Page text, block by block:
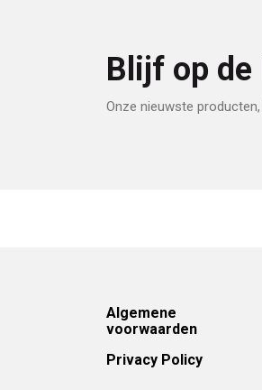
Blijf op de
Onze nieuwste
Footer
Algemene
voorwaarden
Privacy Policy